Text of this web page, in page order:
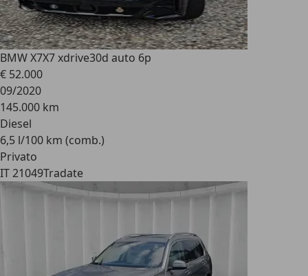
BMW X7X7 xdrive30d auto 6p
€ 52.000
09/2020
145.000 km
Diesel
6,5 l/100 km (comb.)
Privato
IT 21049Tradate